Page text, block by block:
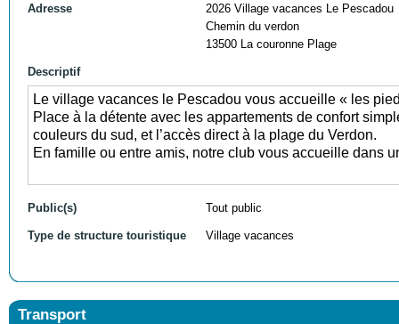
Adresse
2026 Village vacances Le Pescadou
Chemin du verdon
13500 La couronne Plage
Descriptif
Le village vacances le Pescadou vous accueille « les
Place à la détente avec les appartements de confort
couleurs du sud, et l’accès direct à la plage du Verdon.
En famille ou entre amis, notre club vous accueille dans
Public(s) Tout public
Type de structure touristique Village vacances
Transport